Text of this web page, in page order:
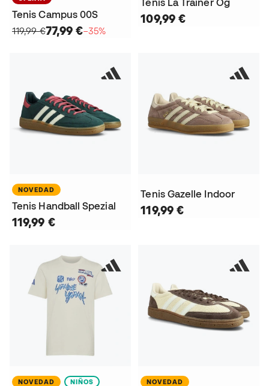
Tenis Campus 00S
119,99 €77,99 €−35%
109,99 €
NOVEDAD
Tenis Handball Spezial
119,99 €
Tenis Gazelle Indoor
119,99 €
NOVEDAD NIÑOS NOVEDAD